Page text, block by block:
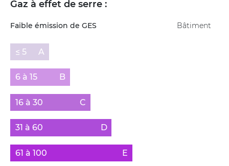
Gaz à effet de serre :
Faible émission de GES Bâtiment
≤ 5 A
6 à 15 B
16 à 30 C
31 à 60 D
61 à 100 E